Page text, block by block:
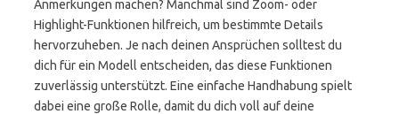
Anmerkungen machen? Manchmal sind Zoom- oder
Highlight-Funktionen hilfreich, um bestimmte Details
hervorzuheben. Je nach deinen Ansprüchen solltest du
dich für ein Modell entscheiden, das diese Funktionen
zuverlässig unterstützt. Eine einfache Handhabung spielt
dabei eine große Rolle, damit du dich voll auf deine